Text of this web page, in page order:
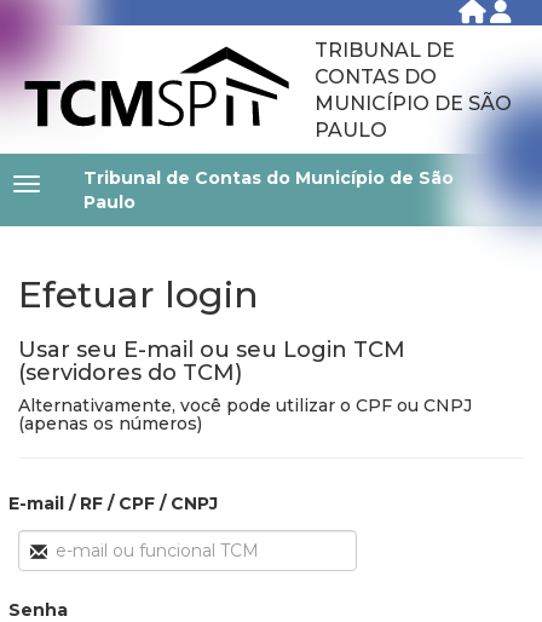
TRIBUNAL DE
CONTAS DO
MUNICÍPIO DE SÃO
PAULO
Tribunal de Contas do Município de São
Paulo
Efetuar login
Usar seu E-mail ou seu Login TCM
(servidores do TCM)
Alternativamente, você pode utilizar o CPF ou CNPJ
(apenas os números)
E-mail / RF / CPF / CNPJ
Senha